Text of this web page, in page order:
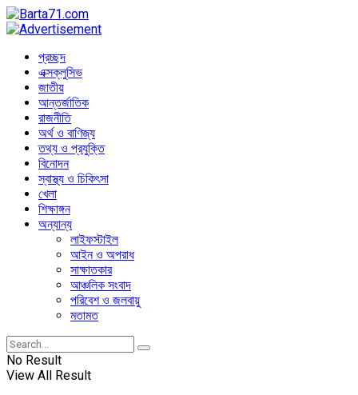
প্রচ্ছদ
এক্সক্লুসিভ
জাতীয়
আন্তর্জাতিক
রাজনীতি
অর্থ ও বাণিজ্য
তথ্য ও প্রযুক্তি
বিনোদন
স্বাস্থ্য ও চিকিৎসা
খেলা
শিক্ষাঙ্গন
অন্যান্য
লাইফস্টাইল
আইন ও অপরাধ
সাক্ষাতকার
আঞ্চলিক সংবাদ
পরিবেশ ও জলবায়ু
মতামত
No Result
View All Result